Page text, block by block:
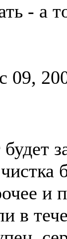
- а
09,
и
в